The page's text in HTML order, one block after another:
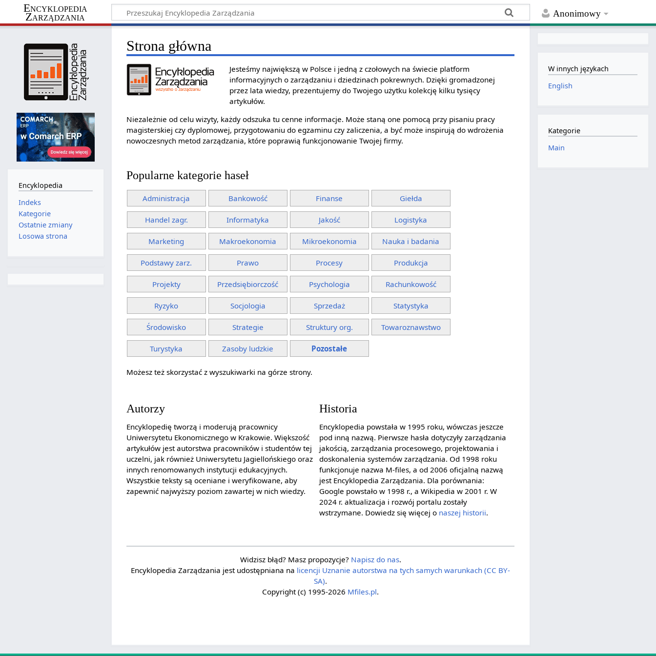
Anonimowy
Encyklopedia
Zarządzania
Strona główna
Jesteśmy największą w Polsce i jedną z czołowych na świecie platform
informacyjnych o zarządzaniu i dziedzinach pokrewnych. Dzięki gromadzonej
przez lata wiedzy, prezentujemy do Twojego użytku kolekcję kilku tysięcy
artykułów.
Niezależnie od celu wizyty, każdy odszuka tu cenne informacje. Może staną one pomocą przy pisaniu pracy
magisterskiej czy dyplomowej, przygotowaniu do egzaminu czy zaliczenia, a być może inspirują do wdrożenia
nowoczesnych metod zarządzania, które poprawią funkcjonowanie Twojej firmy.
Popularne kategorie haseł
Administracja Bankowość Finanse Giełda
Handel zagr. Informatyka Jakość Logistyka
Marketing Makroekonomia Mikroekonomia Nauka i badania
Podstawy zarz. Prawo Procesy Produkcja
Projekty Przedsiębiorczość Psychologia Rachunkowość
Ryzyko Socjologia Sprzedaż Statystyka
Środowisko Strategie Struktury org. Towaroznawstwo
Turystyka Zasoby ludzkie Pozostałe
Możesz też skorzystać z wyszukiwarki na górze strony.
Autorzy
Encyklopedię tworzą i moderują pracownicy
Uniwersytetu Ekonomicznego w Krakowie. Większość
artykułów jest autorstwa pracowników i studentów tej
uczelni, jak również Uniwersytetu Jagiellońskiego oraz
innych renomowanych instytucji edukacyjnych.
Wszystkie teksty są oceniane i weryfikowane, aby
zapewnić najwyższy poziom zawartej w nich wiedzy.
Historia
Encyklopedia powstała w 1995 roku, wówczas jeszcze
pod inną nazwą. Pierwsze hasła dotyczyły zarządzania
jakością, zarządzania procesowego, projektowania i
doskonalenia systemów zarządzania. Od 1998 roku
funkcjonuje nazwa M-files, a od 2006 oficjalną nazwą
jest Encyklopedia Zarządzania. Dla porównania:
Google powstało w 1998 r., a Wikipedia w 2001 r. W
2024 r. aktualizacja i rozwój portalu zostały
wstrzymane. Dowiedz się więcej o naszej historii.
Widzisz błąd? Masz propozycje? Napisz do nas.
Encyklopedia Zarządzania jest udostępniana na licencji Uznanie autorstwa na tych samych warunkach (CC BY-
SA).
Copyright (c) 1995-2026 Mfiles.pl.
Encyklopedia
Indeks
Kategorie
Ostatnie zmiany
Losowa strona
W innych językach
English
Kategorie
Main